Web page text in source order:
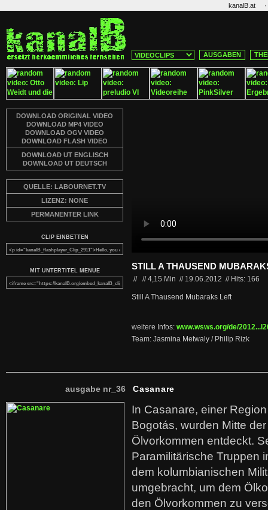
kanalB.at ·
AUSGABEN
DOWNLOAD ORIGINAL VIDEO
DOWNLOAD MP4 VIDEO
DOWNLOAD OGV VIDEO
DOWNLOAD FLASH VIDEO
DOWNLOAD UT ENGLISCH
DOWNLOAD UT DEUTSCH
QUELLE: LABOURNET.TV
LIZENZ: NONE
PERMANENTER LINK
CLIP EINBETTEN
MIT UNTERTITEL MENUE STILL A THAUSEND
// //4,15 Min // 19.06.2012 // Hits: 166
Still A Thausend Mubaraks Left
weitere Infos: www.wsws.org/de/
Team: Jasmina Metwaly / Philip Rizk
ausgabe nr_36 Casanare
In Casanare, einer
Bogotás, wurden Mitte
Ölvorkommen entdeckt.
Paramilitärische Truppen
dem kolumbianischen
umgebracht, um dem
den Ölvorkommen zu